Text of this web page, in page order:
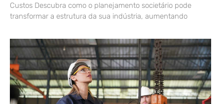
Custos Descubra como o planejamento societário pode
transformar a estrutura da sua indústria, aumentando